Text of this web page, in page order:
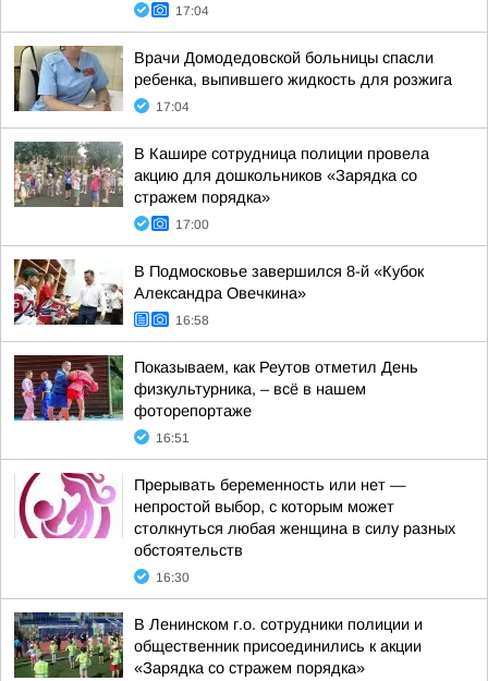
17:04
Врачи Домодедовской больницы спасли
ребенка, выпившего жидкость для розжига
17:04
В Кашире сотрудница полиции провела
акцию для дошкольников «Зарядка со
стражем порядка»
17:00
В Подмосковье завершился 8-й «Кубок
Александра Овечкина»
16:58
Показываем, как Реутов отметил День
физкультурника, – всё в нашем
фоторепортаже
16:51
Прерывать беременность или нет —
непростой выбор, с которым может
столкнуться любая женщина в силу разных
обстоятельств
16:30
В Ленинском г.о. сотрудники полиции и
общественник присоединились к акции
«Зарядка со стражем порядка»